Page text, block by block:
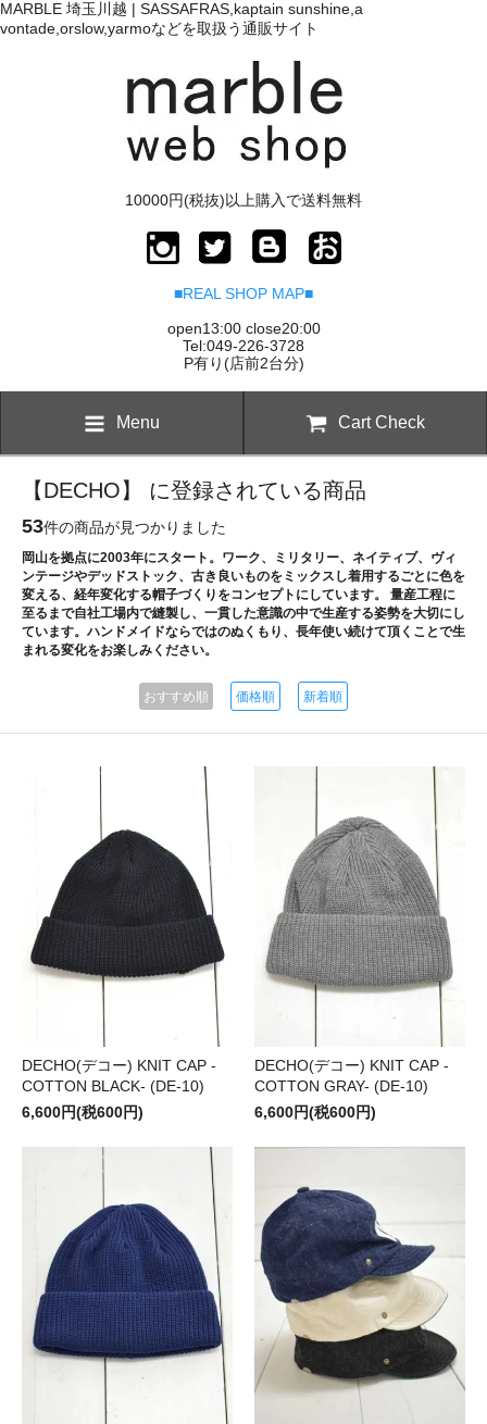
MARBLE 埼玉川越 | SASSAFRAS,kaptain sunshine,a
vontade,orslow,yarmoなどを取扱う通販サイト
10000円(税抜)以上購入で送料無料
■REAL SHOP MAP■
open13:00 close20:00
Tel:049-226-3728
P有り(店前2台分)
Menu Cart Check
【DECHO】 に登録されている商品
53件の商品が見つかりました
岡山を拠点に2003年にスタート。ワーク、ミリタリー、ネイティブ、ヴィ
ンテージやデッドストック、古き良いものをミックスし着用するごとに色を
変える、経年変化する帽子づくりをコンセプトにしています。 量産工程に
至るまで自社工場内で縫製し、一貫した意識の中で生産する姿勢を大切にし
ています。ハンドメイドならではのぬくもり、長年使い続けて頂くことで生
まれる変化をお楽しみください。
おすすめ順 価格順 新着順
DECHO(デコー) KNIT CAP -
COTTON BLACK- (DE-10)
6,600円(税600円)
DECHO(デコー) KNIT CAP -
COTTON GRAY- (DE-10)
6,600円(税600円)